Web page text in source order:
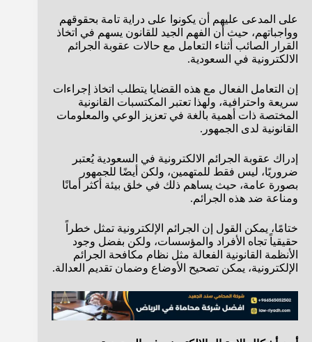
على المدعى عليهم أن يكونوا على دراية تامة بحقوقهم
وواجباتهم، حيث أن الفهم الجيد للقانون يسهم في اتخاذ
القرار الصائب أثناء التعامل مع حالات عقوبة الجرائم
الالكترونية في السعودية.
إن التعامل الفعال مع هذه القضايا يتطلب اتخاذ إجراءات
سريعة واحترافية، ولهذا تعتبر المكتسبات القانونية
المختصة ذات أهمية بالغة في تعزيز الوعي والمعلومات
القانونية لدى الجمهور.
إدراك عقوبة الجرائم الالكترونية في السعودية يُعتبر
ضروريًا، ليس فقط للمتهمين، ولكن أيضًا للجمهور
بصورة عامة، حيث يساهم ذلك في خلق بيئة أكثر أمانًا
ومناعة ضد هذه الجرائم.
ختامًا، يمكن القول إن الجرائم الإلكترونية تمثل خطراً
حقيقياً تجاه الأفراد والمؤسسات، ولكن بفضل وجود
الأنظمة القانونية الفعالة مثل نظام مكافحة الجرائم
الإلكترونية، يمكن تصحيح الأوضاع وضمان تقديم العدالة.